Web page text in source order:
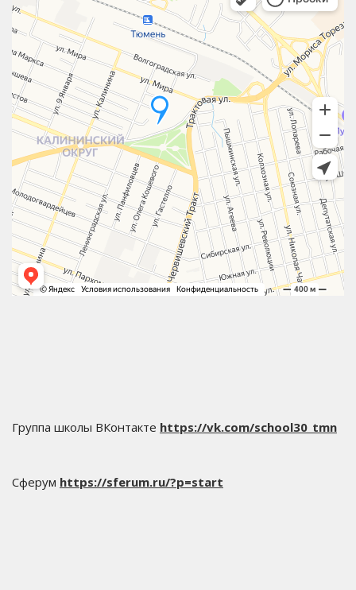
Группа школы ВКонтакте https://vk.com/school30_tmn
Сферум https://sferum.ru/?p=start